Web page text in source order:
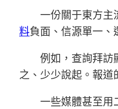
一份關于東方主
料負面、信源單一、
例如，查詢拜訪
之、少少說起。報道
一些媒體甚至用